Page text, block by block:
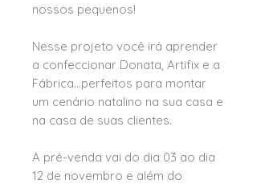
nossos pequenos!
Nesse projeto você irá aprender
a confeccionar Donata, Artifix e a
Fábrica...perfeitos para montar
um cenário natalino na sua casa e
na casa de suas clientes.
A pré-venda vai do dia 03 ao dia
12 de novembro e além do